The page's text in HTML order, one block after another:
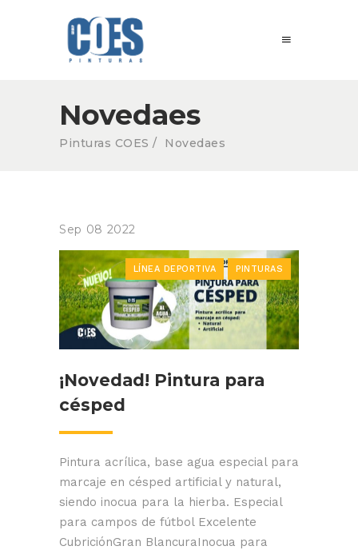
Novedaes
Pinturas COES / Novedaes
Sep 08 2022
LÍNEA DEPORTIVA PINTURAS
¡Novedad! Pintura para
césped
Pintura acrílica, base agua especial para
marcaje en césped artificial y natural,
siendo inocua para la hierba. Especial
para campos de fútbol Excelente
CubriciónGran BlancuraInocua para